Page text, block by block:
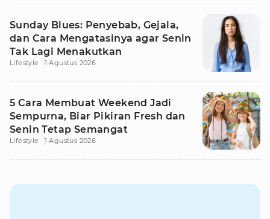
Sunday Blues: Penyebab, Gejala,
dan Cara Mengatasinya agar Senin
Tak Lagi Menakutkan
Lifestyle 1 Agustus 2026
5 Cara Membuat Weekend Jadi
Sempurna, Biar Pikiran Fresh dan
Senin Tetap Semangat
Lifestyle 1 Agustus 2026